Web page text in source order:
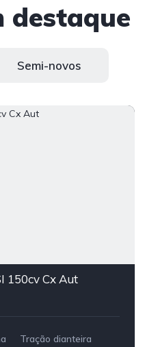
destaque
Semi-novos
150cv Cx Aut
Tração dianteira